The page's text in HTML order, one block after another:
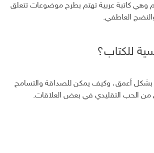
وهي كاتبة عربية تهتم بطرح موضوعات تتعلق
والنضج العاطفي.
للكتاب؟
أعمق، وكيف يمكن للصداقة والتسامح
من الحب التقليدي في بعض العلاقات.